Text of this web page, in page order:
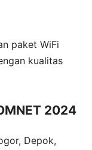
paket WiFi
kualitas
2024
Depok,